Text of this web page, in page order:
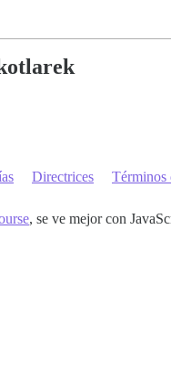
Directrices Términos
, se ve mejor con